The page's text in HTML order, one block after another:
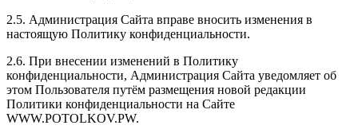
2.5. Администрация Сайта вправе вносить изменения в
настоящую Политику конфиденциальности.
2.6. При внесении изменений в Политику
конфиденциальности, Администрация Сайта уведомляет об
этом Пользователя путём размещения новой редакции
Политики конфиденциальности на Сайте
WWW.POTOLKOV.PW.